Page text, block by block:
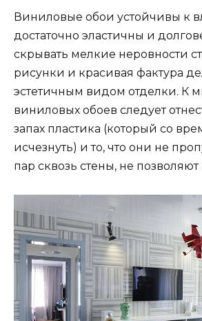
Виниловые обои устойчивы к
достаточно эластичны и
скрывать мелкие неровности
рисунки и красивая фактура
эстетичным видом отделки. К
виниловых обоев следует
запах пластика (который со
исчезнуть) и то, что они не
пар сквозь стены, не